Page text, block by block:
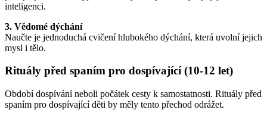
inteligenci.
3. Vědomé dýchání
Naučte je jednoduchá cvičení hlubokého dýchání, která uvolní jejich
mysl i tělo.
Rituály před spaním pro dospívající (10-12 let)
Období dospívání neboli počátek cesty k samostatnosti. Rituály před
spaním pro dospívající děti by měly tento přechod odrážet.